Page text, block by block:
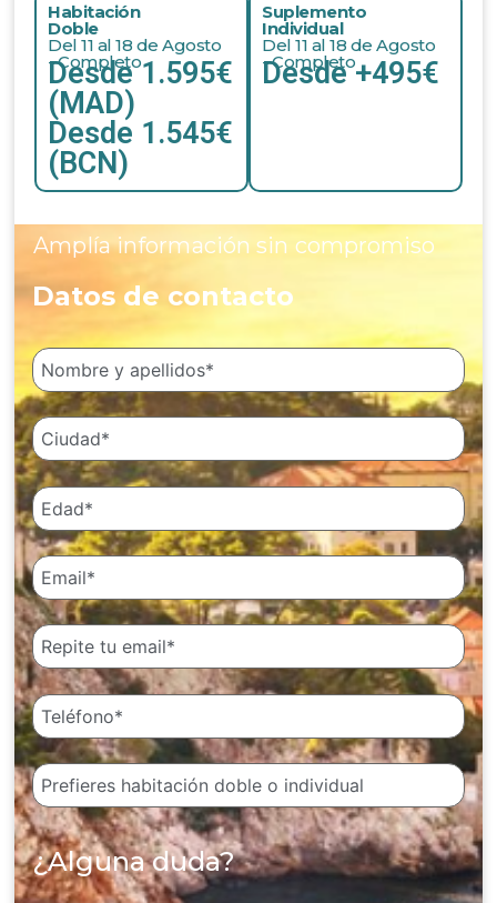
Habitación
Doble
Del 11 al 18 de Agosto
- Completo
Desde 1.595€
(MAD)
Desde 1.545€
(BCN)
Suplemento
Individual
Del 11 al 18 de Agosto
- Completo
Desde +495€
Amplía información sin compromiso
Datos de contacto
¿Alguna duda?